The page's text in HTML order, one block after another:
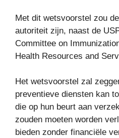
Met dit wetsvoorstel zou
autoriteit zijn, naast de
Committee on
Health Resources and
Het wetsvoorstel zal
preventieve diensten kan
die op hun beurt aan
zouden moeten worden
bieden zonder financiële